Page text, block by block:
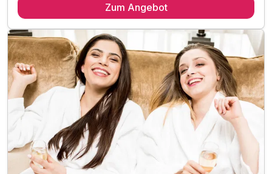
1 x reichhaltiges Frühstück vom Buffet
1 x Tischreservierung im nahegelegenen Restaurant
1 x Flasche Wasser als Begrüssungsgetränk
inkl. Parkplatz am Hotel
inkl. WLAN-Nutzung
* bis zu 2 Kinder (bis 3 J.) übernachten gratis
im Familienzimmer inkl. Frühstück
Bitte beachten Sie, das vor Ort
keine Barzahlung möglich ist!
Zum Angebot